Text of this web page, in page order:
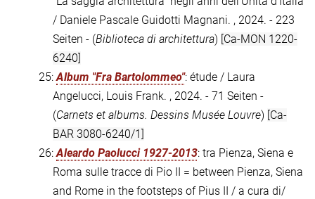
/ Daniele Pascale Guidotti Magnani. , 2024. - 223
Seiten - (Biblioteca di architettura) [Ca-MON 1220-
6240]
25:Album "Fra Bartolommeo": étude / Laura
Angelucci, Louis Frank. , 2024. - 71 Seiten -
(Carnets et albums. Dessins Musée Louvre) [Ca-
BAR 3080-6240/1]
26:Aleardo Paolucci 1927-2013: tra Pienza, Siena e
Roma sulle tracce di Pio II = between Pienza, Siena
and Rome in the footsteps of Pius II / a cura di/